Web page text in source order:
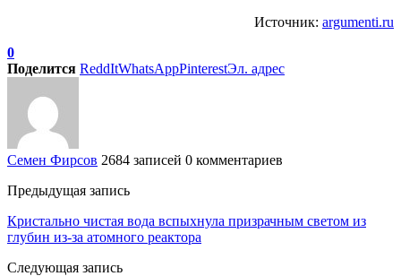
Источник: argumenti.ru
0
Поделится ReddItWhatsAppPinterestЭл. адрес
Семен Фирсов 2684 записей 0 комментариев
Предыдущая запись
Кристально чистая вода вспыхнула призрачным светом из
глубин из-за атомного реактора
Следующая запись